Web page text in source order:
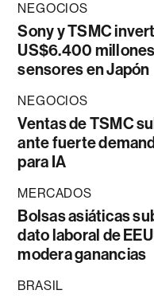
NEGOCIOS
Sony y TSMC
US$6.400
sensores en Japón
NEGOCIOS
Ventas de TSMC
ante fuerte
para IA
MERCADOS
Bolsas asiáticas
dato laboral de
modera ganancias
BRASIL